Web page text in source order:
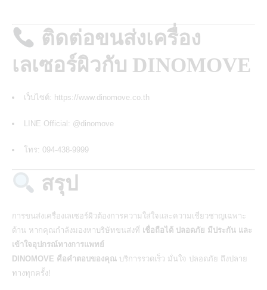
ติดต่อขนส่งเครื่อง
เลเซอร์ผิวกับ DINOMOVE
เว็บไซต์: https://www.dinomove.co.th
LINE Official: @dinomove
โทร: 094-438-9999
สรุป
การขนส่งเครื่องเลเซอร์ผิวต้องการความใส่ใจและความเชี่ยวชาญเฉพาะ
ด้าน หากคุณกำลังมองหาบริษัทขนส่งที่ เชื่อถือได้ ปลอดภัย มีประกัน และ
เข้าใจอุปกรณ์ทางการแพทย์
DINOMOVE คือคำตอบของคุณ บริการรวดเร็ว มั่นใจ ปลอดภัย ถึงปลาย
ทางทุกครั้ง!